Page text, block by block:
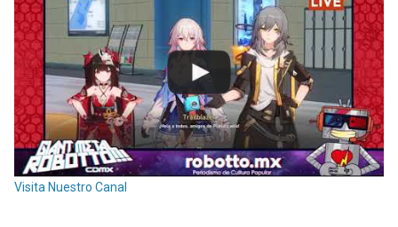
Visita Nuestro Canal